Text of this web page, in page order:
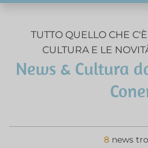
TUTTO QUELLO CHE
CULTURA E LE
News & Cultura
8 news